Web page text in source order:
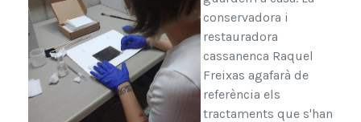
conservadora i
restauradora
cassanenca Raquel
Freixas agafarà de
referència els
tractaments que s'han